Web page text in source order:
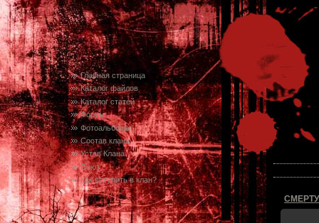
Главная страница
Каталог файлов
Каталог статей
Форум
Фотоальбомы
Состав клана
Устав Клана
Союз
Как вступить в клан?